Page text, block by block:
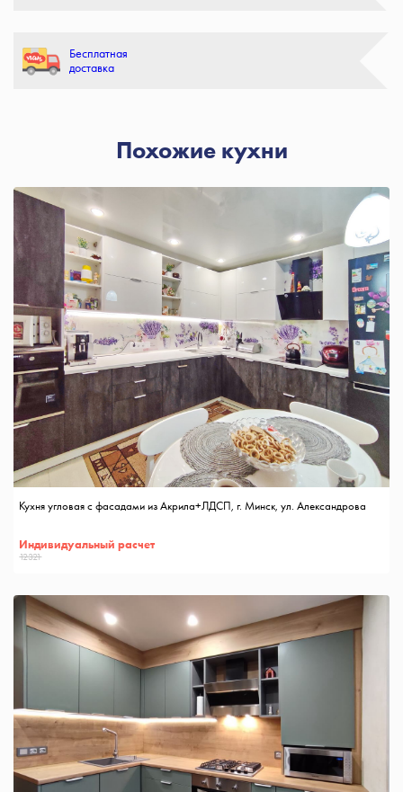
Бесплатная
доставка
Похожие кухни
Кухня угловая с фасадами из Акрила+ЛДСП, г. Минск, ул. Александрова
Индивидуальный расчет
12321